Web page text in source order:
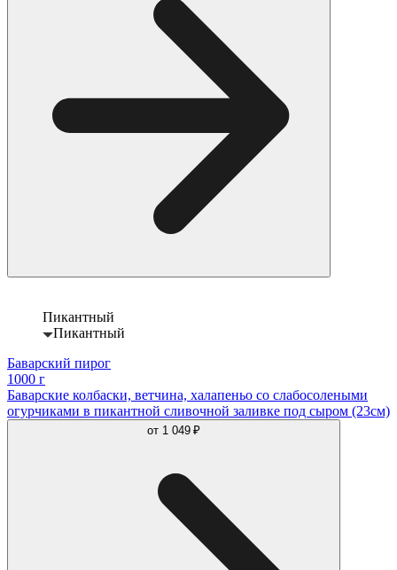
Пикантный
Пикантный
Баварский пирог
1000 г
Баварские колбаски, ветчина, халапеньо со слабосолеными
огурчиками в пикантной сливочной заливке под сыром (23см)
от 1 049 ₽